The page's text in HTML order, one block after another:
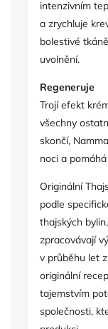
intenzivním
a zrychluje
bolestivé
uvolnění.
Regeneruje
Trojí efekt
všechny
skončí,
noci a
Originální
podle
thajských
zpracovávají
v průběhu let
originální
tajemstvím
společnosti,